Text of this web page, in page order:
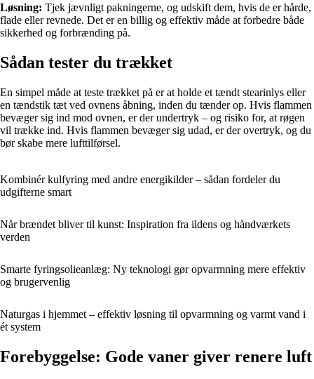
Løsning: Tjek jævnligt pakningerne, og udskift dem, hvis de er hårde,
flade eller revnede. Det er en billig og effektiv måde at forbedre både
sikkerhed og forbrænding på.
Sådan tester du trækket
En simpel måde at teste trækket på er at holde et tændt stearinlys eller
en tændstik tæt ved ovnens åbning, inden du tænder op. Hvis flammen
bevæger sig ind mod ovnen, er der undertryk – og risiko for, at røgen
vil trække ind. Hvis flammen bevæger sig udad, er der overtryk, og du
bør skabe mere lufttilførsel.
Kombinér kulfyring med andre energikilder – sådan fordeler du
udgifterne smart
Når brændet bliver til kunst: Inspiration fra ildens og håndværkets
verden
Smarte fyringsolieanlæg: Ny teknologi gør opvarmning mere effektiv
og brugervenlig
Naturgas i hjemmet – effektiv løsning til opvarmning og varmt vand i
ét system
Forebyggelse: Gode vaner giver renere luft